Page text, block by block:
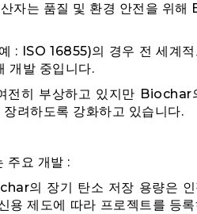
자는 품질 및 환경 안전을 위
: ISO 16855)의 경우 전 세계
개발 중입니다.
전히 부상하고 있지만
려하도록 강화하고 있습니다.
주요 개발 :
의 장기 탄소 저장 용량은
용 제도에 따라 프로젝트를 등